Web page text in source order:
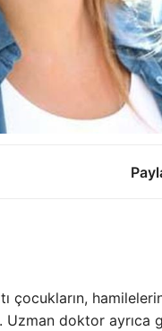
çocukların,
Uzman doktor